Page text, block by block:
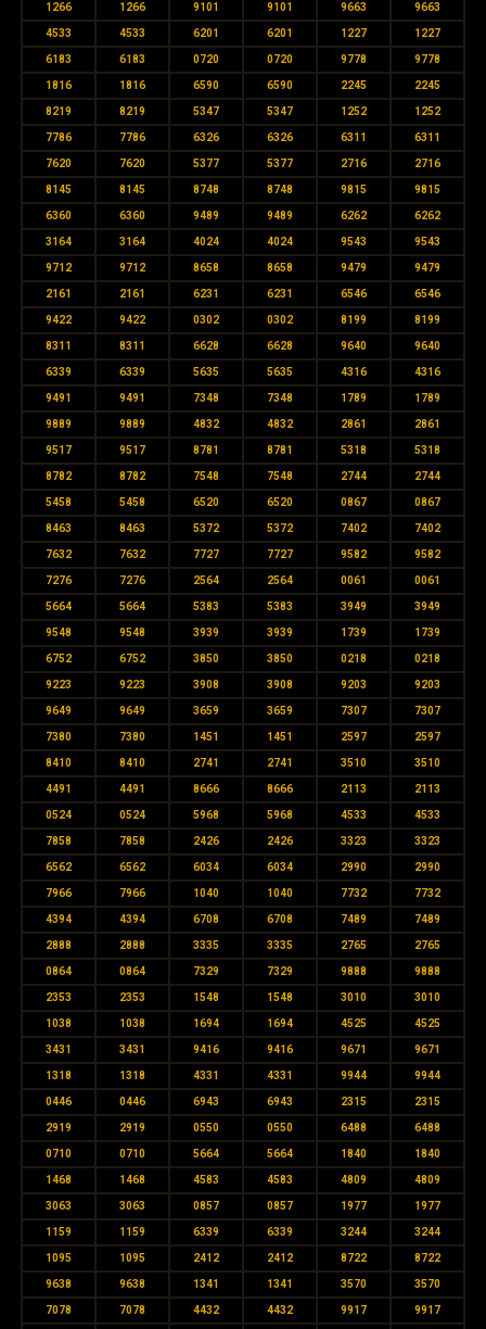
1266 1266 9101 9101 9663 9663
4533 4533 6201 6201 1227 1227
6183 6183 0720 0720 9778 9778
1816 1816 6590 6590 2245 2245
8219 8219 5347 5347 1252 1252
7786 7786 6326 6326 6311 6311
7620 7620 5377 5377 2716 2716
8145 8145 8748 8748 9815 9815
6360 6360 9489 9489 6262 6262
3164 3164 4024 4024 9543 9543
9712 9712 8658 8658 9479 9479
2161 2161 6231 6231 6546 6546
9422 9422 0302 0302 8199 8199
8311 8311 6628 6628 9640 9640
6339 6339 5635 5635 4316 4316
9491 9491 7348 7348 1789 1789
9889 9889 4832 4832 2861 2861
9517 9517 8781 8781 5318 5318
8782 8782 7548 7548 2744 2744
5458 5458 6520 6520 0867 0867
8463 8463 5372 5372 7402 7402
7632 7632 7727 7727 9582 9582
7276 7276 2564 2564 0061 0061
5664 5664 5383 5383 3949 3949
9548 9548 3939 3939 1739 1739
6752 6752 3850 3850 0218 0218
9223 9223 3908 3908 9203 9203
9649 9649 3659 3659 7307 7307
7380 7380 1451 1451 2597 2597
8410 8410 2741 2741 3510 3510
4491 4491 8666 8666 2113 2113
0524 0524 5968 5968 4533 4533
7858 7858 2426 2426 3323 3323
6562 6562 6034 6034 2990 2990
7966 7966 1040 1040 7732 7732
4394 4394 6708 6708 7489 7489
2888 2888 3335 3335 2765 2765
0864 0864 7329 7329 9888 9888
2353 2353 1548 1548 3010 3010
1038 1038 1694 1694 4525 4525
3431 3431 9416 9416 9671 9671
1318 1318 4331 4331 9944 9944
0446 0446 6943 6943 2315 2315
2919 2919 0550 0550 6488 6488
0710 0710 5664 5664 1840 1840
1468 1468 4583 4583 4809 4809
3063 3063 0857 0857 1977 1977
1159 1159 6339 6339 3244 3244
1095 1095 2412 2412 8722 8722
9638 9638 1341 1341 3570 3570
7078 7078 4432 4432 9917 9917